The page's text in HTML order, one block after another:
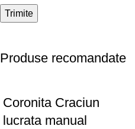
Produse recomandate
Coronita Craciun
lucrata manual